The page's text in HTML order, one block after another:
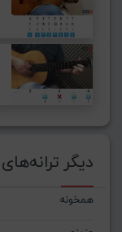
دیگر
همخونه